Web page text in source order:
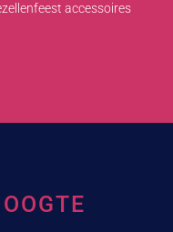
accessoires